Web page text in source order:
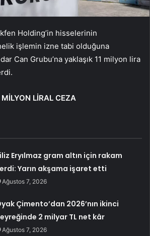
Holding’in hisselerinin
işlemin izne tabi olduğuna
Can Grubu’na yaklaşık 11 milyon lira
MİLYON LİRAL CEZA
Eryılmaz gram altın için rakam
Yarın akşama işaret etti
Ağustos 7, 2026
Çimento’dan 2026’nın ikinci
2 milyar TL net kâr
Ağustos 7, 2026